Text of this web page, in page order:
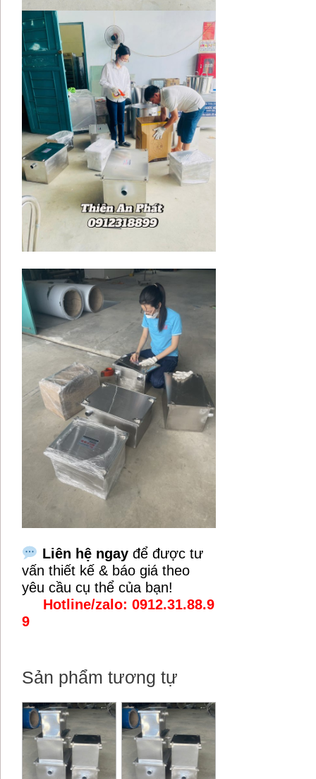
Liên hệ ngayđể được tư
vấn thiết kế & báo giá theo
yêu cầu cụ thể của bạn!
Hotline/zalo: 0912.31.88.9
9
Sản phẩm tương tự